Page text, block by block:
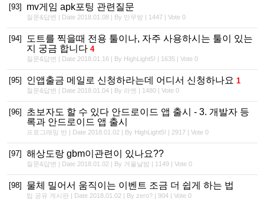
[93] mv게임 apk포팅 관련질문
질문&답변 | Date 2018.01.08 | By 만무방 | 1447 | Vote 0
[94]
도트를 찍을때 전용 툴이나, 자주 사용하시는 툴이 있는
지 궁금 합니다 4
질문&답변 | Date 2018.01.16 | By HighLight5! | 1635 | Vote 0
[95] 인앱출금 메일로 신청하라는데 어디서 신청하나요 1
질문&답변 | Date 2018.01.04 | By 라엔 | 1480 | Vote 0
[96]
초보자도 할 수 있다 안드로이드 앱 출시 - 3. 개발자 등
록과 안드로이드 앱 출시
프로그래밍 반 | Date 2018.01.02 | By HighLight5! | 2917 | Vote 0
[97] 해상도랑 gbm이관련이 있나요??
질문&답변 | Date 2018.01.02 | By 겨울날밤 | 1149 | Vote 0
[98] 물체 밀어서 움직이는 이벤트 조금 더 쉽게 하는 법
팁 공유 게시판 | Date 2018.01.02 | By zero? | 904 | Vote 0